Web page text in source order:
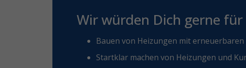
Wir würden Dich gerne für
Bauen von Heizungen mit erneuerbaren
Startklar machen von Heizungen und